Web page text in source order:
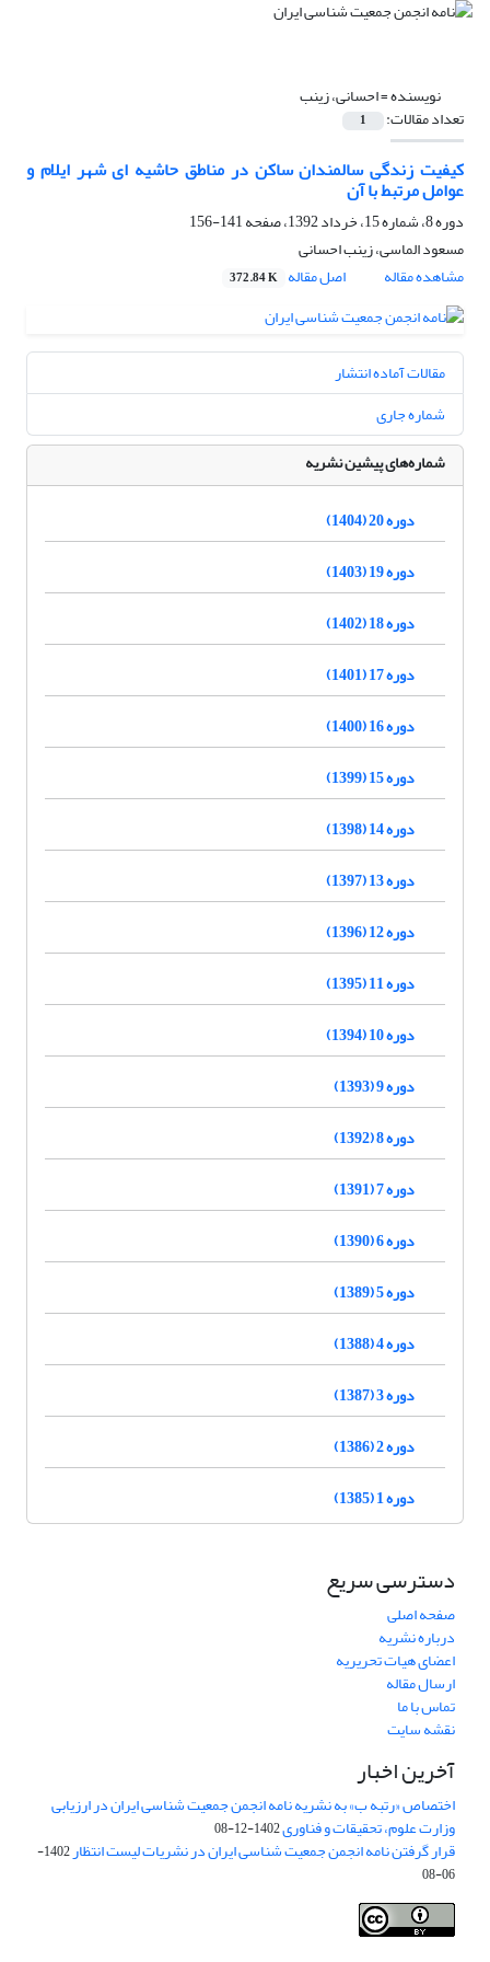
نویسنده =احسانی، زینب
تعداد مقالات: 1
کیفیت زندگی سالمندان ساکن در مناطق حاشیه ای شهر ایلام و
عوامل مرتبط با آن
دوره 8، شماره 15، خرداد 1392، صفحه
141-156
مسعود الماسی، زینب احسانی
مشاهده مقاله
اصل مقاله 372.84 K
مقالات آماده انتشار
شماره جاری
شماره‌های پیشین نشریه
دوره 20 (1404)
دوره 19 (1403)
دوره 18 (1402)
دوره 17 (1401)
دوره 16 (1400)
دوره 15 (1399)
دوره 14 (1398)
دوره 13 (1397)
دوره 12 (1396)
دوره 11 (1395)
دوره 10 (1394)
دوره 9 (1393)
دوره 8 (1392)
دوره 7 (1391)
دوره 6 (1390)
دوره 5 (1389)
دوره 4 (1388)
دوره 3 (1387)
دوره 2 (1386)
دوره 1 (1385)
دسترسی سریع
صفحه اصلی
درباره نشریه
اعضای هیات تحریریه
ارسال مقاله
تماس با ما
نقشه سایت
آخرین اخبار
اختصاص «رتبه ب» به نشریه نامه انجمن جمعیت شناسی ایران در ارزیابی
وزارت علوم، تحقیقات و فناوری1402-12-08
قرار گرفتن نامه انجمن جمعیت شناسی ایران در نشریات لیست انتظار
1402-
06-08